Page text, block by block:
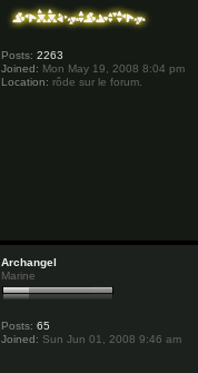
Posts: 2263
Joined: Mon May 19, 2008 8:04 pm
Location: rôde sur le forum.
Archangel
Marine
Posts: 65
Joined: Sun Jun 01, 2008 9:46 am